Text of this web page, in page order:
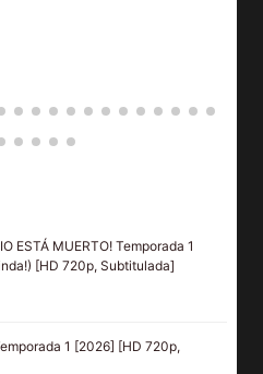
ESTÁ MUERTO! Temporada 1
[HD 720p, Subtitulada]
1 [2026] [HD 720p,